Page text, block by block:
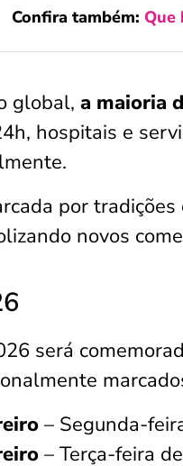
Confira também: Que
global, a maioria
hospitais e
por
novos
será
– Segunda-
– Terça-feira